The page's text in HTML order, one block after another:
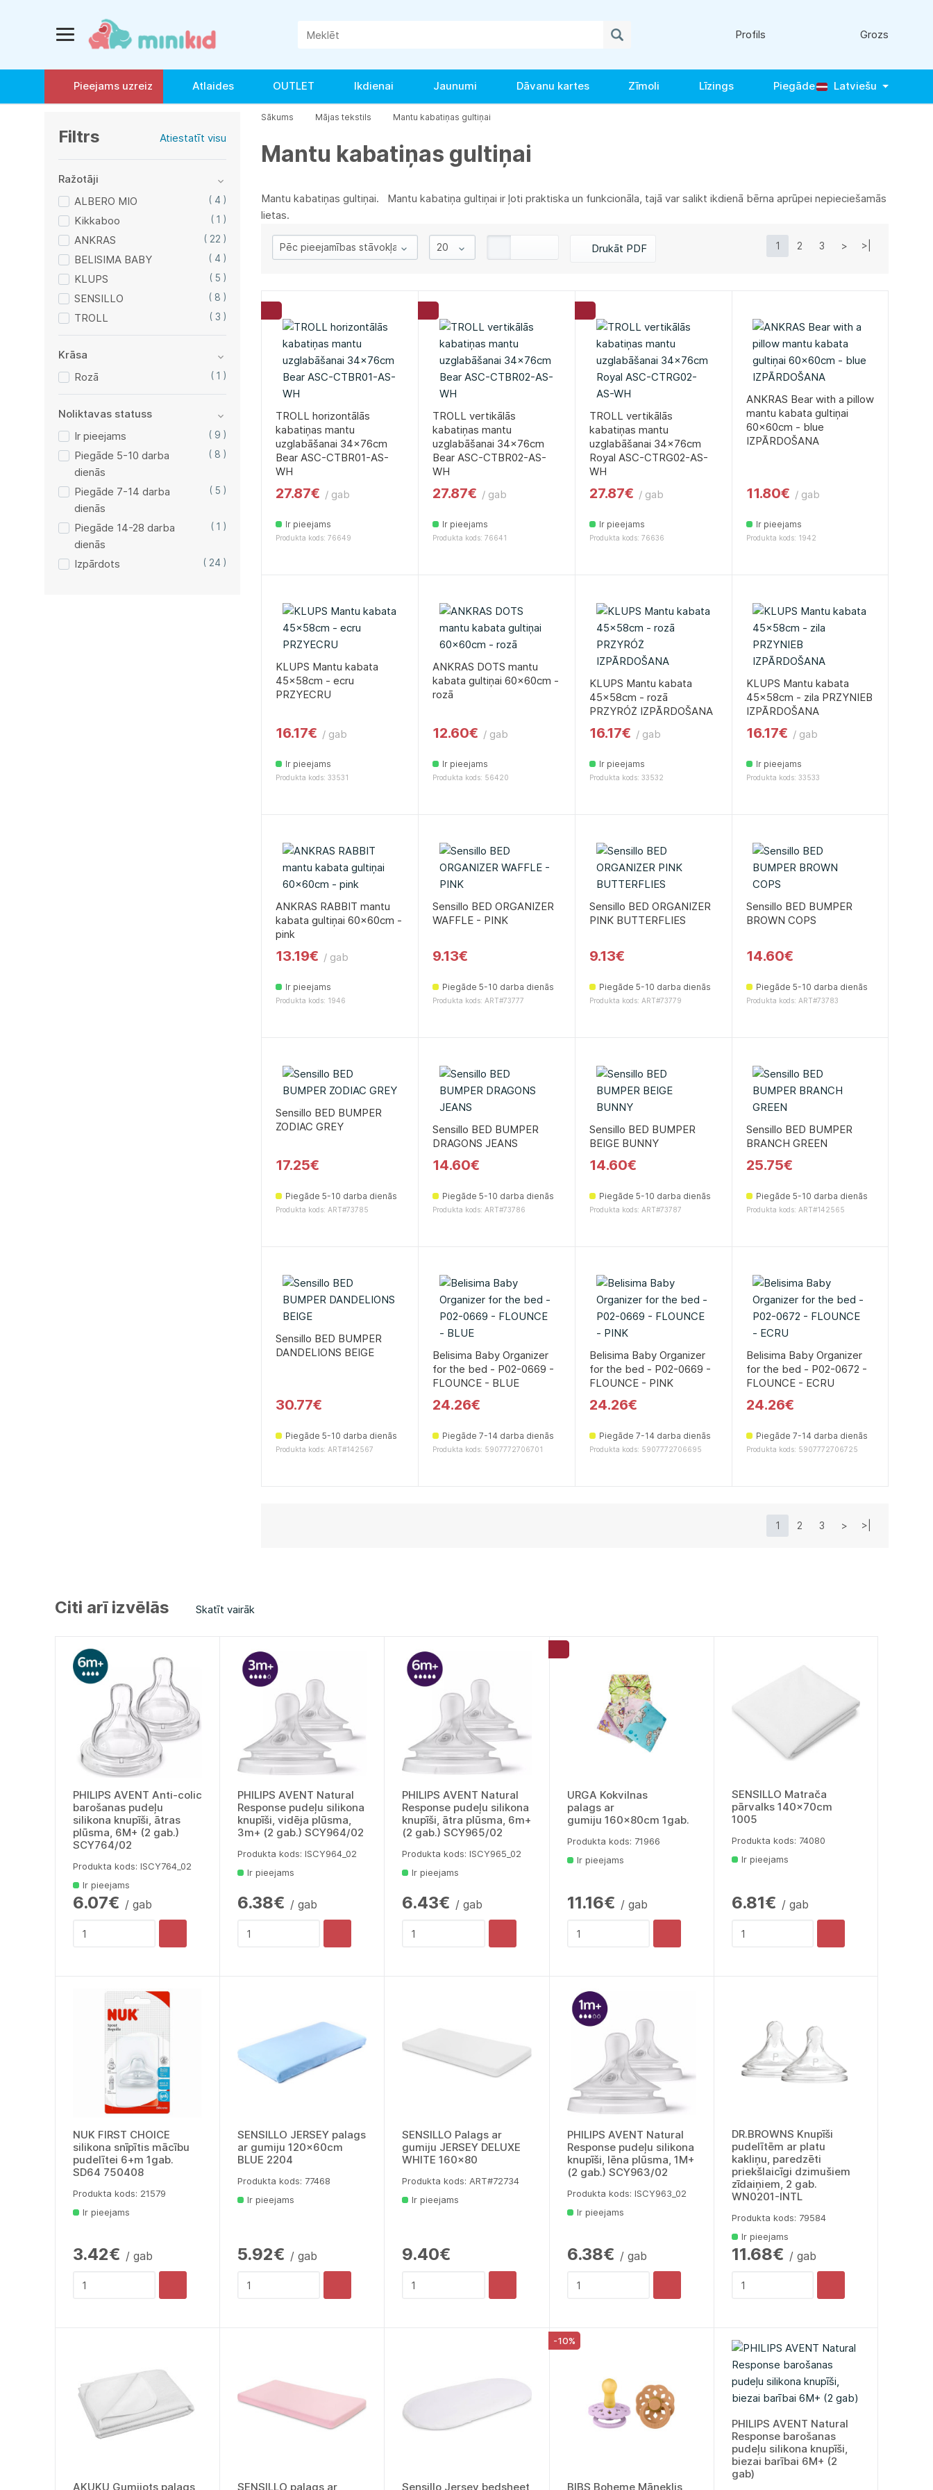
Profils Grozs
Pieejams uzreiz Atlaides OUTLET Ikdienai Jaunumi Dāvanu kartes Zīmoli Līzings Piegāde Latviešu
Filtrs Atiestatīt visu
Ražotāji
ALBERO MIO
( 4 )
Kikkaboo ( 1 )
ANKRAS ( 22 )
BELISIMA BABY ( 4 )
KLUPS ( 5 )
SENSILLO ( 8 )
TROLL ( 3 )
Krāsa
Rozā
( 1 )
Noliktavas statuss
Ir pieejams
( 9 )
Piegāde 5-10 darba
dienās
( 8 )
Piegāde 7-14 darba
dienās
( 5 )
Piegāde 14-28 darba
dienās
( 1 )
Izpārdots ( 24 )
Sākums Mājas tekstils Mantu kabatiņas gultiņai
Mantu kabatiņas gultiņai
Mantu kabatiņas gultiņai. Mantu kabatiņa gultiņai ir ļoti praktiska un funkcionāla, tajā var salikt ikdienā bērna aprūpei nepieciešamās
lietas.
Drukāt PDF 1 2 3 > >|
TROLL horizontālās
kabatiņas mantu
uzglabāšanai 34x76cm
Bear ASC-CTBR01-AS-
WH
27.87€ / gab
Ir pieejams
Produkta kods: 76649
TROLL vertikālās
kabatiņas mantu
uzglabāšanai 34x76cm
Bear ASC-CTBR02-AS-
WH
27.87€ / gab
Ir pieejams
Produkta kods: 76641
TROLL vertikālās
kabatiņas mantu
uzglabāšanai 34x76cm
Royal ASC-CTRG02-AS-
WH
27.87€ / gab
Ir pieejams
Produkta kods: 76636
ANKRAS Bear with a pillow
mantu kabata gultiņai
60x60cm - blue
IZPĀRDOŠANA
11.80€ / gab
Ir pieejams
Produkta kods: 1942
KLUPS Mantu kabata
45x58cm - ecru
PRZYECRU
16.17€ / gab
Ir pieejams
Produkta kods: 33531
ANKRAS DOTS mantu
kabata gultiņai 60x60cm -
rozā
12.60€ / gab
Ir pieejams
Produkta kods: 56420
KLUPS Mantu kabata
45x58cm - rozā
PRZYRÓŻ IZPĀRDOŠANA
16.17€ / gab
Ir pieejams
Produkta kods: 33532
KLUPS Mantu kabata
45x58cm - zila PRZYNIEB
IZPĀRDOŠANA
16.17€ / gab
Ir pieejams
Produkta kods: 33533
ANKRAS RABBIT mantu
kabata gultiņai 60x60cm -
pink
13.19€ / gab
Ir pieejams
Produkta kods: 1946
Sensillo BED ORGANIZER
WAFFLE - PINK
9.13€
Piegāde 5-10 darba dienās
Produkta kods: ART#73777
Sensillo BED ORGANIZER
PINK BUTTERFLIES
9.13€
Piegāde 5-10 darba dienās
Produkta kods: ART#73779
Sensillo BED BUMPER
BROWN COPS
14.60€
Piegāde 5-10 darba dienās
Produkta kods: ART#73783
Sensillo BED BUMPER
ZODIAC GREY
17.25€
Piegāde 5-10 darba dienās
Produkta kods: ART#73785
Sensillo BED BUMPER
DRAGONS JEANS
14.60€
Piegāde 5-10 darba dienās
Produkta kods: ART#73786
Sensillo BED BUMPER
BEIGE BUNNY
14.60€
Piegāde 5-10 darba dienās
Produkta kods: ART#73787
Sensillo BED BUMPER
BRANCH GREEN
25.75€
Piegāde 5-10 darba dienās
Produkta kods: ART#142565
Sensillo BED BUMPER
DANDELIONS BEIGE
30.77€
Piegāde 5-10 darba dienās
Produkta kods: ART#142567
Belisima Baby Organizer
for the bed - P02-0669 -
FLOUNCE - BLUE
24.26€
Piegāde 7-14 darba dienās
Produkta kods: 5907772706701
Belisima Baby Organizer
for the bed - P02-0669 -
FLOUNCE - PINK
24.26€
Piegāde 7-14 darba dienās
Produkta kods: 5907772706695
Belisima Baby Organizer
for the bed - P02-0672 -
FLOUNCE - ECRU
24.26€
Piegāde 7-14 darba dienās
Produkta kods: 5907772706725
1 2 3 > >|
Citi arī izvēlās Skatīt vairāk
PHILIPS AVENT Anti-colic
barošanas pudeļu
silikona knupīši, ātras
plūsma, 6M+ (2 gab.)
SCY764/02
Produkta kods: lSCY764_02
Ir pieejams
6.07€ / gab
PHILIPS AVENT Natural
Response pudeļu silikona
knupīši, vidēja plūsma,
3m+ (2 gab.) SCY964/02
Produkta kods: lSCY964_02
Ir pieejams
6.38€ / gab
PHILIPS AVENT Natural
Response pudeļu silikona
knupīši, ātra plūsma, 6m+
(2 gab.) SCY965/02
Produkta kods: lSCY965_02
Ir pieejams
6.43€ / gab
URGA Kokvilnas
palags ar
gumiju 160x80cm 1gab.
Produkta kods: 71966
Ir pieejams
11.16€ / gab
SENSILLO Matrača
pārvalks 140x70cm
1005
Produkta kods: 74080
Ir pieejams
6.81€ / gab
NUK FIRST CHOICE
silikona snīpītis mācību
pudelītei 6+m 1gab.
SD64 750408
Produkta kods: 21579
Ir pieejams
3.42€ / gab
SENSILLO JERSEY palags
ar gumiju 120x60cm
BLUE 2204
Produkta kods: 77468
Ir pieejams
5.92€ / gab
SENSILLO Palags ar
gumiju JERSEY DELUXE
WHITE 160x80
Produkta kods: ART#72734
Ir pieejams
9.40€
PHILIPS AVENT Natural
Response pudeļu silikona
knupīši, lēna plūsma, 1M+
(2 gab.) SCY963/02
Produkta kods: lSCY963_02
Ir pieejams
6.38€ / gab
DR.BROWNS Knupīši
pudelītēm ar platu
kakliņu, paredzēti
priekšlaicīgi dzimušiem
zīdaiņiem, 2 gab.
WN0201-INTL
Produkta kods: 79584
Ir pieejams
11.68€ / gab
AKUKU Gumijots palags SENSILLO palags ar Sensillo Jersey bedsheet
-10%
BIBS Boheme Māneklis
PHILIPS AVENT Natural
Response barošanas
pudeļu silikona knupīši,
biezai barībai 6M+ (2
gab)